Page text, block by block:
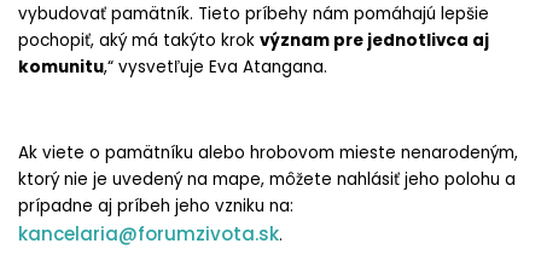
vybudovať pamätník. Tieto príbehy nám pomáhajú lepšie
pochopiť, aký má takýto krok význam pre jednotlivca aj
komunitu,“ vysvetľuje Eva Atangana.
Ak viete o pamätníku alebo hrobovom mieste nenarodeným,
ktorý nie je uvedený na mape, môžete nahlásiť jeho polohu a
prípadne aj príbeh jeho vzniku na:
kancelaria@forumzivota.sk.